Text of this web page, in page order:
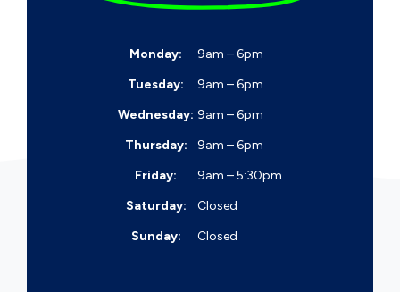
Monday:
9am – 6pm
Tuesday:
9am – 6pm
Wednesday: 9am – 6pm
Thursday:
9am – 6pm
Friday:
9am – 5:30pm
Saturday:
Closed
Sunday:
Closed